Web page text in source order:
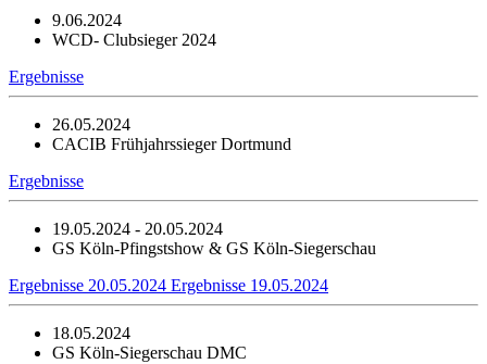
9.06.2024
WCD- Clubsieger 2024
Ergebnisse
26.05.2024
CACIB Frühjahrssieger Dortmund
Ergebnisse
19.05.2024 - 20.05.2024
GS Köln-Pfingstshow & GS Köln-Siegerschau
Ergebnisse 20.05.2024 Ergebnisse 19.05.2024
18.05.2024
GS Köln-Siegerschau DMC